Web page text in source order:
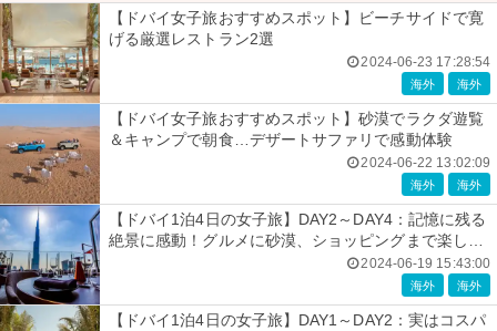
【ドバイ女子旅おすすめスポット】ビーチサイドで寛
げる厳選レストラン2選
2024-06-23 17:28:54
海外 海外
【ドバイ女子旅おすすめスポット】砂漠でラクダ遊覧
＆キャンプで朝食…デザートサファリで感動体験
2024-06-22 13:02:09
海外 海外
【ドバイ1泊4日の女子旅】DAY2～DAY4：記憶に残る
絶景に感動！グルメに砂漠、ショッピングまで楽しみ
2024-06-19 15:43:00
海外 海外
【ドバイ1泊4日の女子旅】DAY1～DAY2：実はコスパ